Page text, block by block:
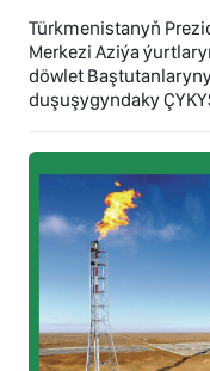
Türkmenistanyň
Merkezi Aziýa
döwlet
duşuşygyndaky